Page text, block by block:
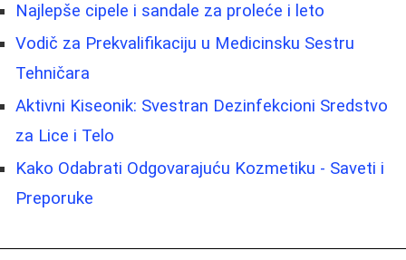
Najlepše cipele i sandale za proleće i leto
Vodič za Prekvalifikaciju u Medicinsku Sestru
Tehničara
Aktivni Kiseonik: Svestran Dezinfekcioni Sredstvo
za Lice i Telo
Kako Odabrati Odgovarajuću Kozmetiku - Saveti i
Preporuke